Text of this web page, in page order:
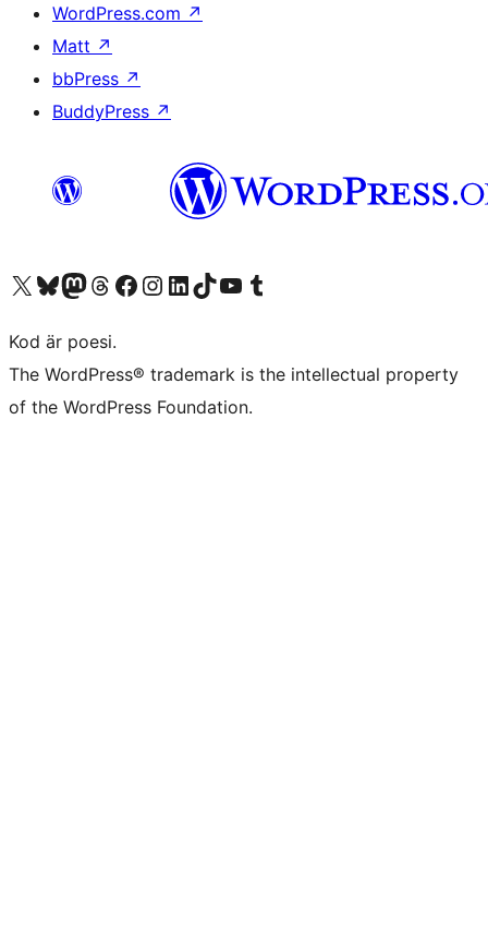
WordPress.com ↗
Matt ↗
bbPress ↗
BuddyPress ↗
Besök vår X-konto (f.d. Twitter)
Besök vårt Bluesky-konto
Besök vårt Mastodon-konto
Besök vårt Thread-konto
Besök vår Facebook-sidaBesök vårt Instagram-konto
Besök vårt LinkedIn-konto
Besök vårt TikTok-konto
Besök vår YouTube-kanalBesök vårt Tumblr-konto
Kod är poesi.
The WordPress® trademark is the intellectual property
of the WordPress Foundation.